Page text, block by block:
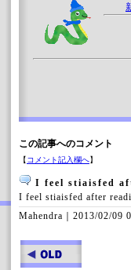
この記事へのコメント
【コメント記入欄へ】
I feel stiaisfed
I feel stiaisfed after
Mahendra｜ 2013/02/09